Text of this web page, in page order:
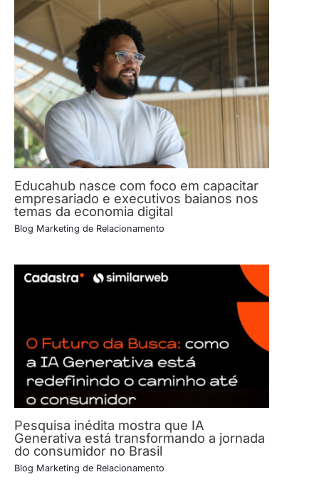
Educahub nasce com foco em capacitar
empresariado e executivos baianos nos
temas da economia digital
Blog Marketing de Relacionamento
Pesquisa inédita mostra que IA
Generativa está transformando a jornada
do consumidor no Brasil
Blog Marketing de Relacionamento